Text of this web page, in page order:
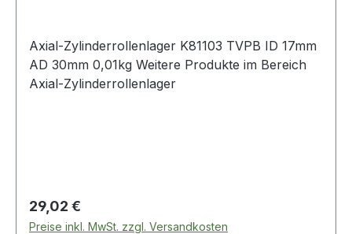
Axial-Zylinderrollenlager K81103 TVPB ID 17mm
AD 30mm 0,01kg Weitere Produkte im Bereich
Axial-Zylinderrollenlager
Regulärer Preis:
29,02 €
Preise inkl. MwSt. zzgl. Versandkosten